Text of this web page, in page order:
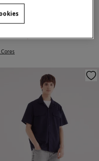
denim slim
€ 42,00